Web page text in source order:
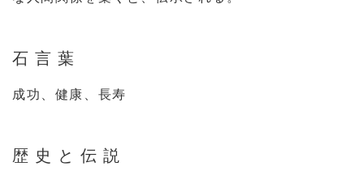
石言葉
成功、健康、長寿
歴史と伝説